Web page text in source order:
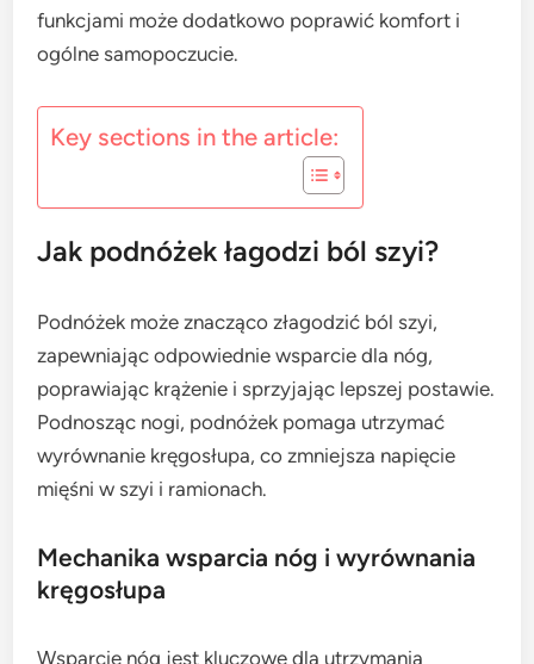
funkcjami może dodatkowo poprawić komfort i
ogólne samopoczucie.
Key sections in the article:
Jak podnóżek łagodzi ból szyi?
Podnóżek może znacząco złagodzić ból szyi,
zapewniając odpowiednie wsparcie dla nóg,
poprawiając krążenie i sprzyjając lepszej postawie.
Podnosząc nogi, podnóżek pomaga utrzymać
wyrównanie kręgosłupa, co zmniejsza napięcie
mięśni w szyi i ramionach.
Mechanika wsparcia nóg i wyrównania
kręgosłupa
Wsparcie nóg jest kluczowe dla utrzymania